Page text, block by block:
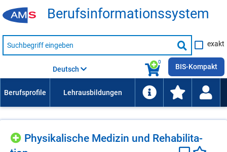
Be­rufs­in­for­ma­ti­ons­sys­tem
Suche
nach
Suche
starten
exakt
0
Deutsch BIS-Kompakt
Phy­si­ka­li­sche Me­di­zin und Re­ha­bi­li­ta­